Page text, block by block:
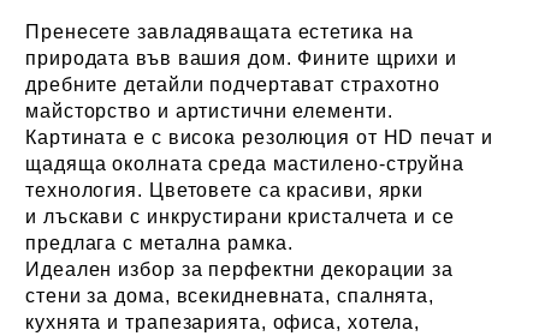
Пренесете завладяващата естетика на
природата във вашия дом. Фините щрихи и
дребните детайли подчертават страхотно
майсторство и артистични елементи.
Картината е с висока резолюция от HD печат и
щадяща околната среда мастилено-струйна
технология. Цветовете са красиви, ярки
и лъскави с инкрустирани кристалчета и се
предлага с метална рамка.
Идеален избор за перфектни декорации за
стени за дома, всекидневната, спалнята,
кухнята и трапезарията, офиса, хотела,